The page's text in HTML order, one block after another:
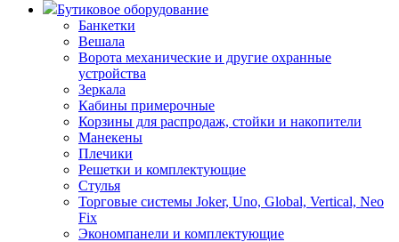
Бутиковое оборудование
Банкетки
Вешала
Ворота механические и другие охранные
устройства
Зеркала
Кабины примерочные
Корзины для распродаж, стойки и накопители
Манекены
Плечики
Решетки и комплектующие
Стулья
Торговые системы Joker, Uno, Global, Vertical, Neo
Fix
Экономпанели и комплектующие